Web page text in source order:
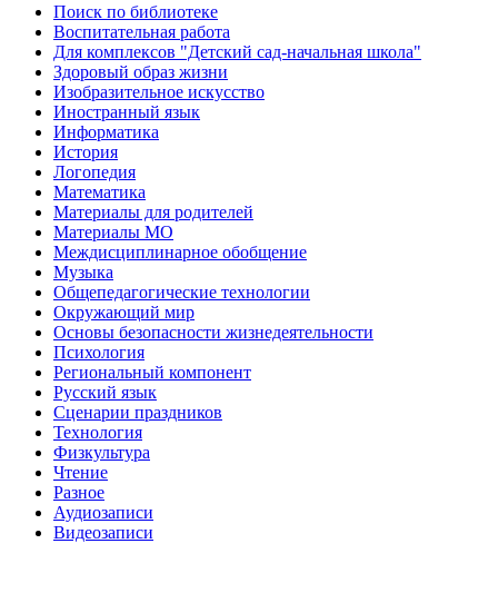
Поиск по библиотеке
Воспитательная работа
Для комплексов "Детский сад-начальная школа"
Здоровый образ жизни
Изобразительное искусство
Иностранный язык
Информатика
История
Логопедия
Математика
Материалы для родителей
Материалы МО
Междисциплинарное обобщение
Музыка
Общепедагогические технологии
Окружающий мир
Основы безопасности жизнедеятельности
Психология
Региональный компонент
Русский язык
Сценарии праздников
Технология
Физкультура
Чтение
Разное
Аудиозаписи
Видеозаписи